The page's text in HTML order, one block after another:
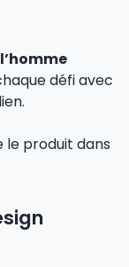
l’homme
défi avec
le produit dans